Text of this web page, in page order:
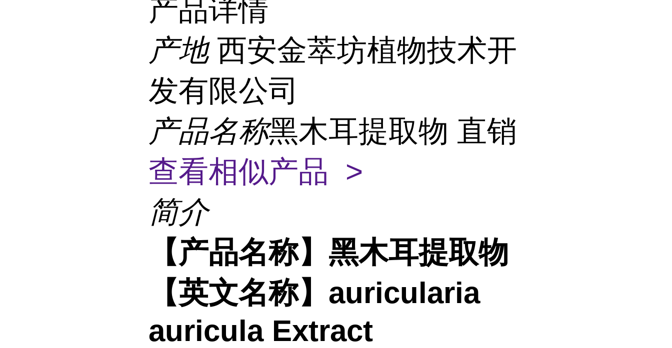
产品详情
产地 西安金萃坊植物技术开
发有限公司
产品名称黑木耳提取物 直销
查看相似产品 >
简介
【产品名称】黑木耳提取物
【英文名称】auricularia
auricula Extract